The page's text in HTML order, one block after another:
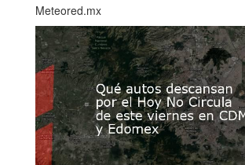
Meteored.mx